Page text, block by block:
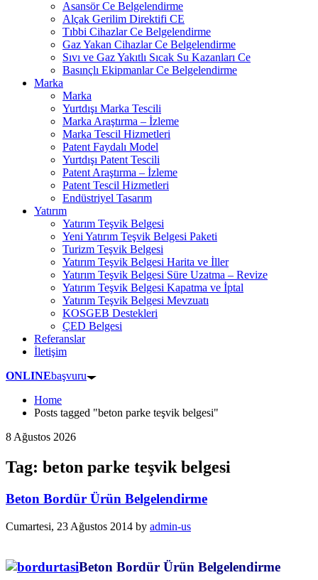
Asansör Ce Belgelendirme
Alçak Gerilim Direktifi CE
Tıbbi Cihazlar Ce Belgelendirme
Gaz Yakan Cihazlar Ce Belgelendirme
Sıvı ve Gaz Yakıtlı Sıcak Su Kazanları Ce
Basınçlı Ekipmanlar Ce Belgelendirme
Marka
Marka
Yurtdışı Marka Tescili
Marka Araştırma – İzleme
Marka Tescil Hizmetleri
Patent Faydalı Model
Yurtdışı Patent Tescili
Patent Araştırma – İzleme
Patent Tescil Hizmetleri
Endüstriyel Tasarım
Yatırım
Yatırım Teşvik Belgesi
Yeni Yatırım Teşvik Belgesi Paketi
Turizm Teşvik Belgesi
Yatırım Teşvik Belgesi Harita ve İller
Yatırım Teşvik Belgesi Süre Uzatma – Revize
Yatırım Teşvik Belgesi Kapatma ve İptal
Yatırım Teşvik Belgesi Mevzuatı
KOSGEB Destekleri
ÇED Belgesi
Referanslar
İletişim
ONLINEbaşvuru
Home
Posts tagged "beton parke teşvik belgesi"
8 Ağustos 2026
Tag: beton parke teşvik belgesi
Beton Bordür Ürün Belgelendirme
Cumartesi, 23 Ağustos 2014 by admin-us
Beton Bordür Ürün Belgelendirme